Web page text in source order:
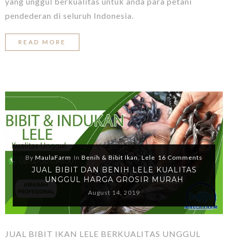
pendederan di seluruh Indonesia.
READ MORE
By MaulaFarm In Benih & Bibit Ikan Lele 16 Comments
JUAL BIBIT DAN BENIH LELE KUALITAS
UNGGUL HARGA GROSIR MURAH
August 14, 2019
JUAL BIBIT IKAN LELE BERKUALITAS UNGGUL